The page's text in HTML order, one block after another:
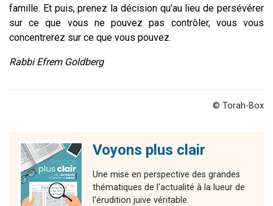
famille. Et puis, prenez la décision qu'au lieu de persévérer
sur ce que vous ne pouvez pas contrôler, vous vous
concentrerez sur ce que vous pouvez.
Rabbi Efrem Goldberg
© Torah-Box
Voyons plus clair
Une mise en perspective des grandes
thématiques de l'actualité à la lueur de
l'érudition juive véritable.